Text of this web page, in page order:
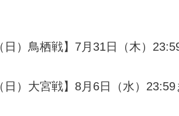
日）鳥栖戦】7月31日（木）
日）大宮戦】8月6日（水）23:59